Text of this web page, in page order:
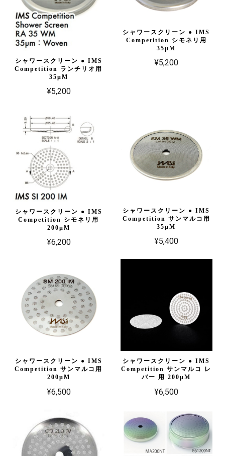
シャワースクリーン ● IMS
Competition ランチリオ用
35µM
¥5,200
シャワースクリーン ● IMS
Competition シモネリ用
35µM
¥5,200
シャワースクリーン ● IMS
Competition シモネリ用
200µM
¥6,200
シャワースクリーン ● IMS
Competition サンマルコ用
35µM
¥5,400
シャワースクリーン ● IMS
Competition サンマルコ用
200µM
¥6,500
シャワースクリーン ● IMS
Competition サンマルコ レ
バー 用 200µM
¥6,500